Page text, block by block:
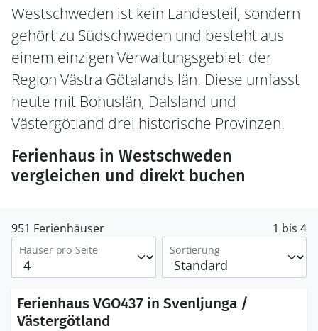
Westschweden ist kein Landesteil, sondern
gehört zu Südschweden und besteht aus
einem einzigen Verwaltungsgebiet: der
Region Västra Götalands län. Diese umfasst
heute mit Bohuslän, Dalsland und
Västergötland drei historische Provinzen.
Ferienhaus in Westschweden
vergleichen und direkt buchen
951 Ferienhäuser 1 bis 4
Häuser pro Seite Sortierung
Ferienhaus VGO437 in Svenljunga /
Västergötland